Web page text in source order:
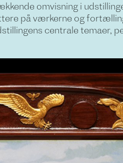
omvisning i
på værkerne og
centrale temaer,